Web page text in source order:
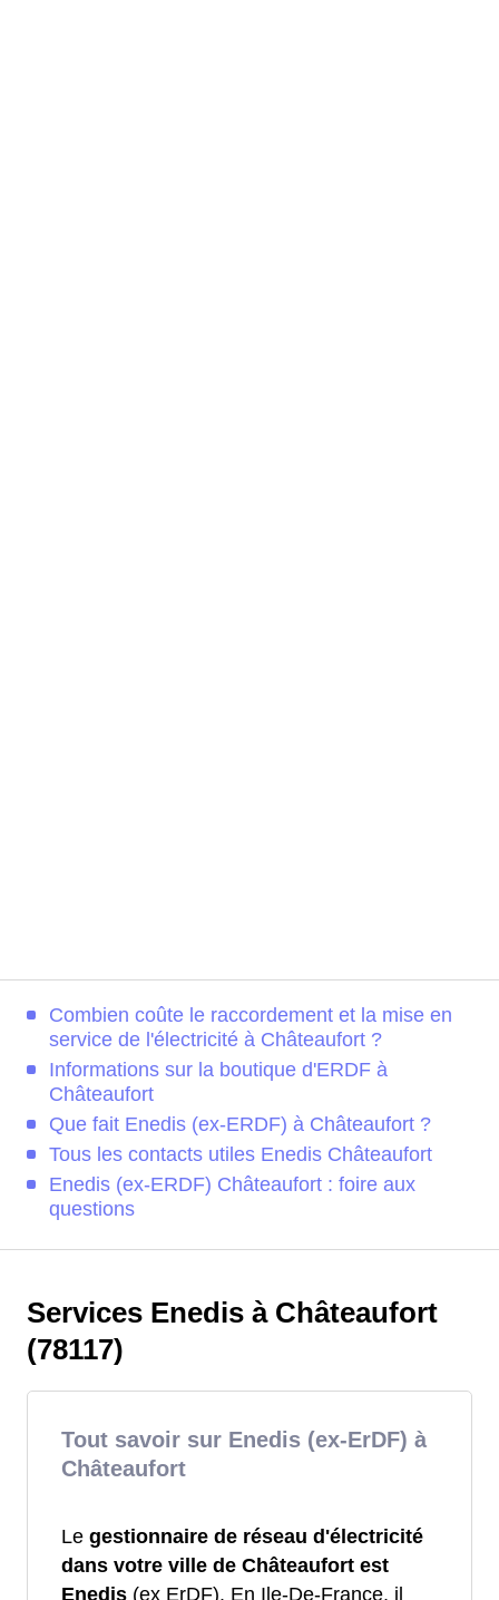
Combien coûte le raccordement et la mise en
service de l'électricité à Châteaufort ?
Informations sur la boutique d'ERDF à
Châteaufort
Que fait Enedis (ex-ERDF) à Châteaufort ?
Tous les contacts utiles Enedis Châteaufort
Enedis (ex-ERDF) Châteaufort : foire aux
questions
Services Enedis à Châteaufort
(78117)
Tout savoir sur Enedis (ex-ErDF) à
Châteaufort
Le gestionnaire de réseau d'électricité
dans votre ville de Châteaufort est
Enedis (ex ErDF). En Ile-De-France, il